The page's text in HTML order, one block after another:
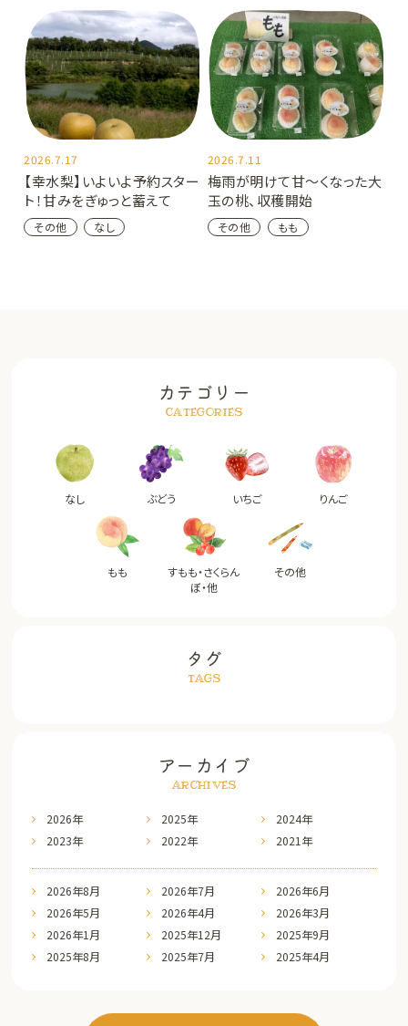
2026.7.17
【幸水梨】いよいよ予約スター
ト！甘みをぎゅっと蓄えて
その他 なし
2026.7.11
梅雨が明けて甘～くなった大
玉の桃、収穫開始
その他 もも
カテゴリー
CATEGORIES
なし ぶどう いちご りんご
もも
すもも・さくらん
ぼ・他
その他
タグ
TAGS
アーカイブ
ARCHIVES
2026年 2025年
2024年
2023年
2022年 2021年
2026年8月 2026年7月
2026年6月
2026年5月
2026年4月
2026年3月
2026年1月
2025年12月
2025年9月
2025年8月
2025年7月 2025年4月